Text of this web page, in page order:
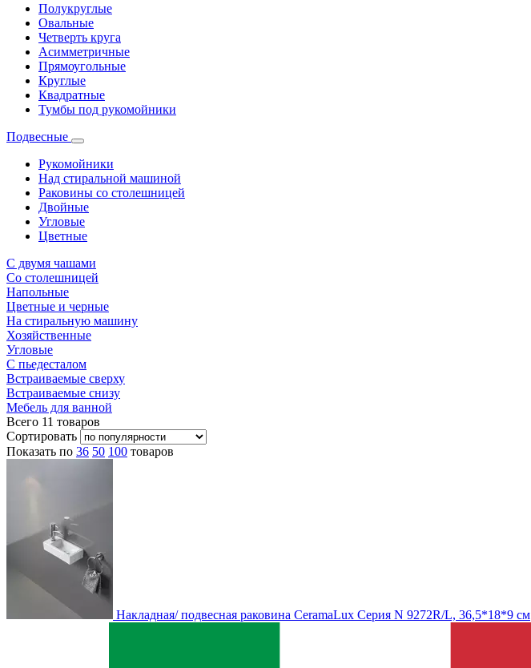
Полукруглые
Овальные
Четверть круга
Асимметричные
Прямоугольные
Круглые
Квадратные
Тумбы под рукомойники
Подвесные
Рукомойники
Над стиральной машиной
Раковины со столешницей
Двойные
Угловые
Цветные
С двумя чашами
Со столешницей
Напольные
Цветные и черные
На стиральную машину
Хозяйственные
Угловые
С пьедесталом
Встраиваемые сверху
Встраиваемые снизу
Мебель для ванной
Всего 11 товаров
Сортировать
Показать по 36 50 100 товаров
Накладная/ подвесная раковина CeramaLux Серия N 9272R/L, 36,5*18*9 см